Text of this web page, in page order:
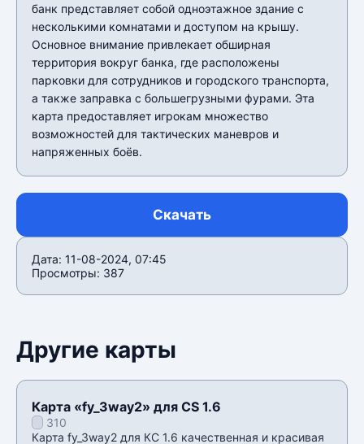
банк представляет собой одноэтажное здание с
несколькими комнатами и доступом на крышу.
Основное внимание привлекает обширная
территория вокруг банка, где расположены
парковки для сотрудников и городского транспорта,
а также заправка с большегрузными фурами. Эта
карта предоставляет игрокам множество
возможностей для тактических маневров и
напряженных боёв.
Скачать
Дата: 11-08-2024, 07:45
Просмотры: 387
Другие карты
Карта «fy_3way2» для CS 1.6
310
Карта fy_3way2 для КС 1.6 качественная и красивая